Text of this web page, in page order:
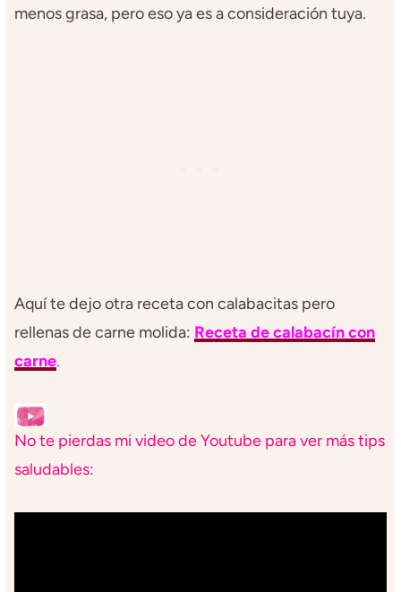
menos grasa, pero eso ya es a consideración tuya.
Aquí te dejo otra receta con calabacitas pero
rellenas de carne molida: Receta de calabacín con
carne.
No te pierdas mi video de Youtube para ver más tips
saludables: